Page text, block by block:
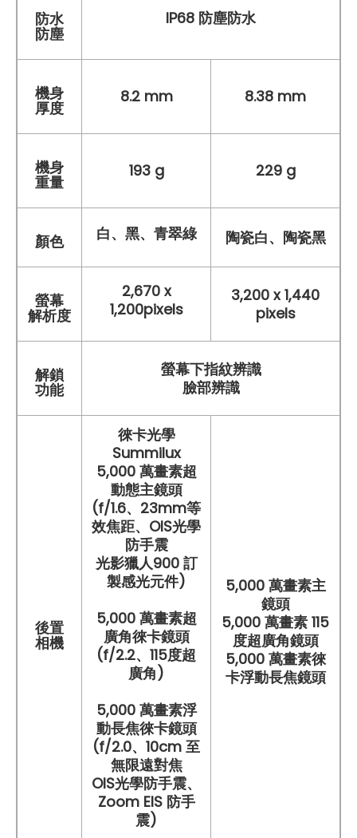
防水
防塵
IP68 防塵防水
機身
厚度
8.2 mm 8.38 mm
機身
重量
193 g 229 g
顏色 白、黑、青翠綠 陶瓷白、陶瓷黑
螢幕
解析度
2,670 x
1,200pixels
3,200 x 1,440
pixels
解鎖
功能
螢幕下指紋辨識
臉部辨識
後置
相機
徠卡光學
Summilux
5,000 萬畫素超
動態主鏡頭
(f/1.6、23mm等
效焦距、OIS光學
防手震
光影獵人900 訂
製感光元件)
5,000 萬畫素超
廣角徠卡鏡頭
(f/2.2、115度超
廣角)
5,000 萬畫素浮
動長焦徠卡鏡頭
(f/2.0、10cm 至
無限遠對焦
OIS光學防手震、
Zoom EIS 防手
震)
5,000 萬畫素主
鏡頭
5,000 萬畫素 115
度超廣角鏡頭
5,000 萬畫素徠
卡浮動長焦鏡頭